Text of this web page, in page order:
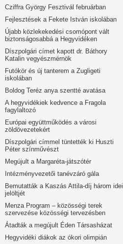
Cziffra György Fesztivál februárban
Fejlesztések a Fekete István iskolában
Újabb közlekekedési csomópont vált
biztonságosabbá a Hegyvidéken
Díszpolgári címet kapott dr. Báthory
Katalin vegyészmérnök
Futókör és új tanterem a Zugligeti
iskolában
Boldog Teréz anya szentté avatása
A hegyvidékiek kedvence a Fragola
fagylaltozó
Európai együttműködés a városi
zöldövezetekért
Díszpolgári címmel tüntették ki Huszti
Péter színművészt
Megújult a Margaréta-játszótér
Intézményvezetői tanévzáró gála
Bemutatták a Kaszás Attila-díj három idei
jelöltjét
Menza Program – közösségi terek
szervezése közösségi tervezésben
Átadták a megújult Éden Társasházat
Hegyvidéki diákok az ókori olimpián